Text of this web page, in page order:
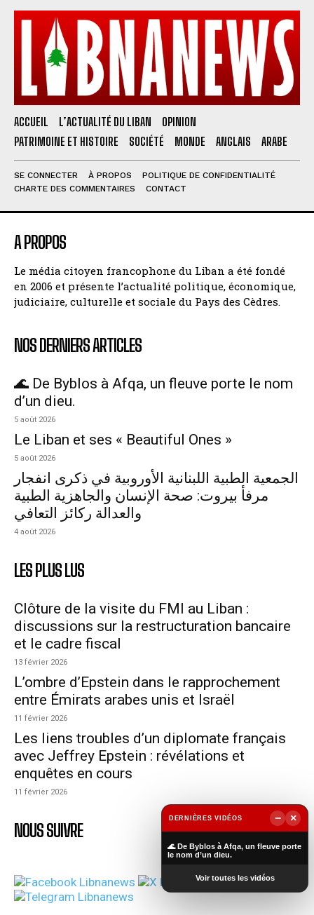
ACCUEIL L’ACTUALITÉ DU LIBAN
OPINION
PATRIMOINE ET HISTOIRE
SOCIÉTÉ MONDE ANGLAIS ARABE
SE CONNECTER À PROPOS
POLITIQUE DE CONFIDENTIALITÉ
CHARTE DES COMMENTAIRES
CONTACT
A PROPOS
Le média citoyen francophone du Liban a été fondé
en 2006 et présente l’actualité politique, économique,
judiciaire, culturelle et sociale du Pays des Cèdres.
NOS DERNIERS ARTICLES
🌊 De Byblos à Afqa, un fleuve porte le nom
d’un dieu.
5 août 2026
Le Liban et ses « Beautiful Ones »
5 août 2026
الجمعية الطبية اللبنانية الأوروبية في ذكرى انفجار
مرفأ بيروت: صحة الإنسان والجاهزية الطبية
والعدالة ركائز التعافي
4 août 2026
LES PLUS LUS
Clôture de la visite du FMI au Liban :
discussions sur la restructuration bancaire
et le cadre fiscal
13 février 2026
L’ombre d’Epstein dans le rapprochement
entre Émirats arabes unis et Israël
11 février 2026
Les liens troubles d’un diplomate français
avec Jeffrey Epstein : révélations et
enquêtes en cours
11 février 2026
NOUS SUIVRE
DERNIÈRES VIDÉOS −
×
🌊 De Byblos à Afqa, un fleuve porte
le nom d’un dieu.
Voir toutes les vidéos